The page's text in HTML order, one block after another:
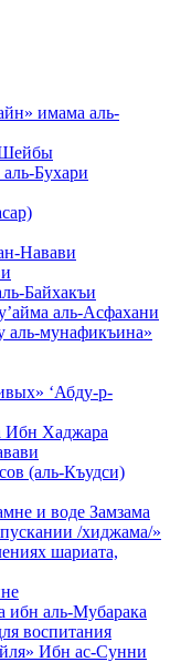
имама аль-
Шейбы
Бухари
Навави
Байхакъи
аль-Асфахани
аль-мунафикъина»
‘Абду-р-
Ибн Хаджара
(аль-Къудси)
и воде Замзама
/хиджама/»
шариата,
ибн аль-Мубарака
воспитания
Ибн ас-Сунни